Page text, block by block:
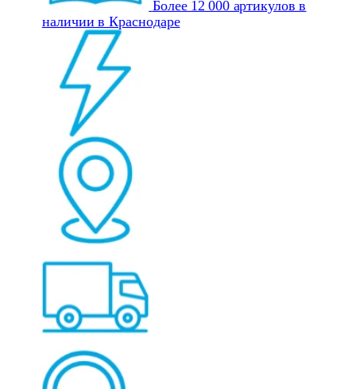
Более 12 000 артикулов в
наличии в Краснодаре